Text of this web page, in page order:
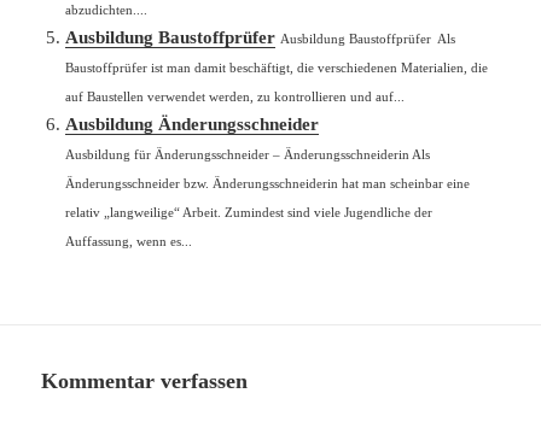
Ausbildung Baustoffprüfer
Baustoffprüfer ist man damit beschäftigt, die verschiedenen Materialien, die
auf Baustellen verwendet werden, zu kontrollieren und auf...
Ausbildung Änderungsschneider
Ausbildung für Änderungsschneider – Änderungsschneiderin Als
Änderungsschneider bzw. Änderungsschneiderin hat man scheinbar eine
relativ „langweilige“ Arbeit. Zumindest sind viele Jugendliche der
Auffassung, wenn es...